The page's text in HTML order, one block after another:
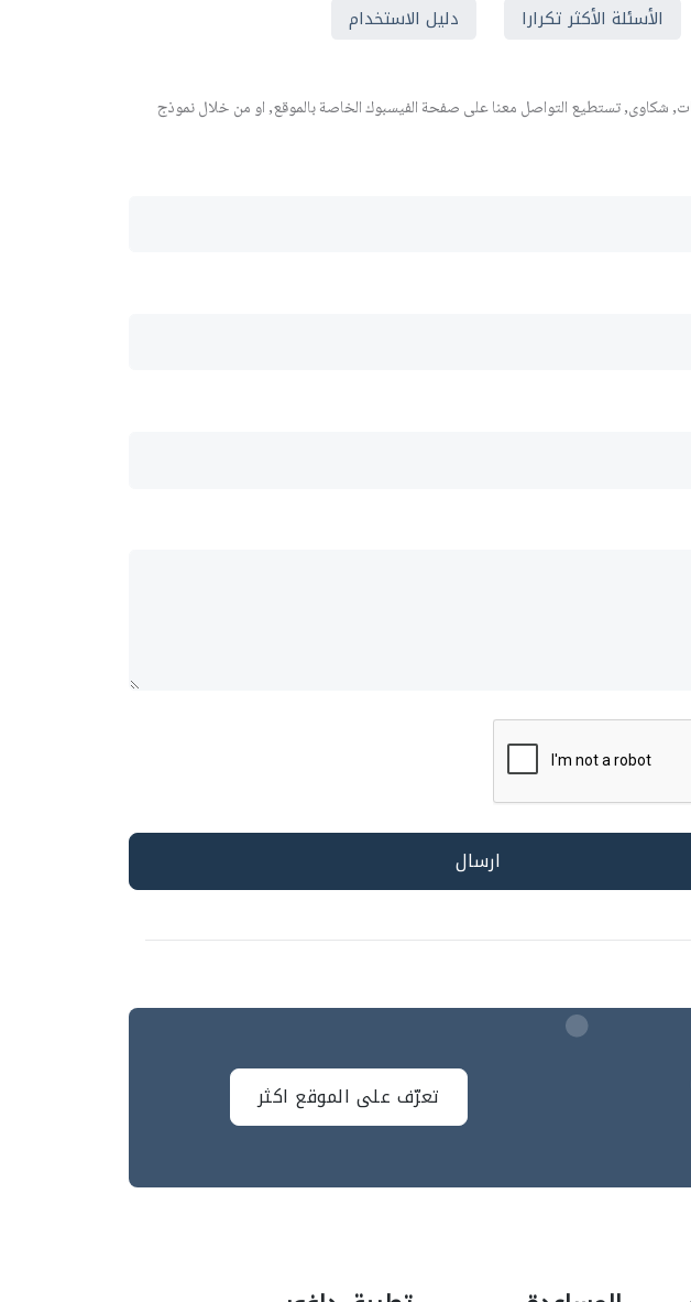
الأسئلة الأكثر تكرارا
دليل الاستخدام
شكاوى, تستطيع التواصل معنا على صفحة الفيسبوك الخاصة بالموقع, او من خلال نموذج
تعرّف على الموقع اكثر